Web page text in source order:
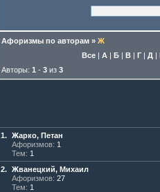
Афоризмы по авторам » Ж
Все | А | Б | В | Г | Д |
Авторы: 1 - 3 из 3
1. Жарко, Петан
Афоризмов: 1
Тем: 1
2. Жванецкий, Михаил
Афоризмов: 27
Тем: 1